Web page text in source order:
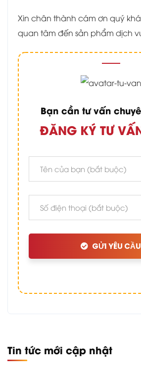
Xin chân thành cám ơn quý
quan tâm đến sản phẩm dịch
Bạn cần tư vấn
ĐĂNG KÝ TƯ
GỬI YÊU CẦU
Tin tức mới cập nhật